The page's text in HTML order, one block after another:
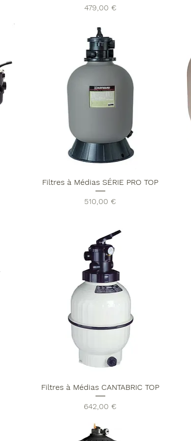
Prix
479,00 €
Filtres à Médias SÉRIE PRO TOP
Prix
510,00 €
Filtres à Médias CANTABRIC TOP
Prix
642,00 €